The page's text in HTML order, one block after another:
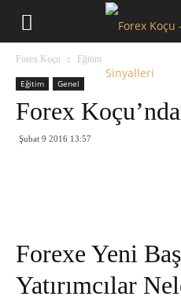
Forex Koçu Eğitim
Eğitim Genel
Forex
Şubat 9 2016 13:57
Forexe Yeni
Yatırımcılar